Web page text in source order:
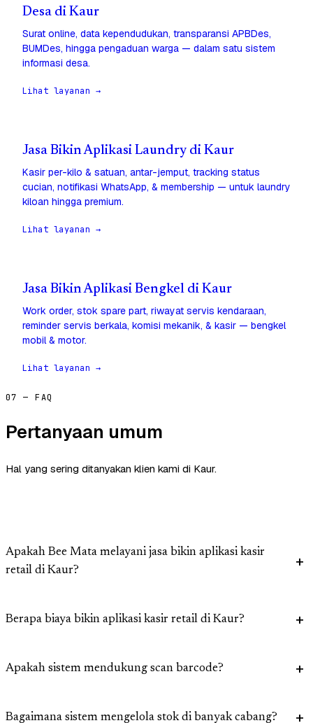
Desa di Kaur
Surat online, data kependudukan, transparansi APBDes,
BUMDes, hingga pengaduan warga — dalam satu sistem
informasi desa.
Lihat layanan →
Jasa Bikin Aplikasi Laundry di Kaur
Kasir per-kilo & satuan, antar-jemput, tracking status
cucian, notifikasi WhatsApp, & membership — untuk laundry
kiloan hingga premium.
Lihat layanan →
Jasa Bikin Aplikasi Bengkel di Kaur
Work order, stok spare part, riwayat servis kendaraan,
reminder servis berkala, komisi mekanik, & kasir — bengkel
mobil & motor.
Lihat layanan →
07 — FAQ
Pertanyaan umum
Hal yang sering ditanyakan klien kami di Kaur.
Apakah Bee Mata melayani jasa bikin aplikasi kasir
retail di Kaur?
Berapa biaya bikin aplikasi kasir retail di Kaur?
Apakah sistem mendukung scan barcode?
Bagaimana sistem mengelola stok di banyak cabang?